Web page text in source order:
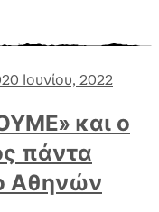
20 Ιουνίου, 2022
και ο
πάντα
Αθηνών